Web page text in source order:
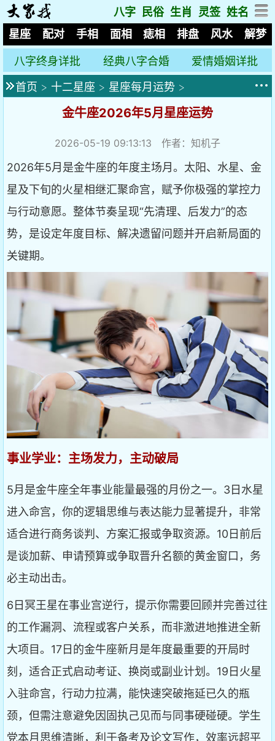
八字 民俗 生肖 灵签 姓名
星座
配对 手相 面相 痣相 排盘 风水 解梦
八字终身详批 经典八字合婚
爱情婚姻详批
首页 > 十二星座 > 星座每月运势 >
金牛座2026年5月星座运势
2026-05-19 09:13:13 作者：知机子
2026年5月是金牛座的年度主场月。太阳、水星、金
星及下旬的火星相继汇聚命宫，赋予你极强的掌控力
与行动意愿。整体节奏呈现“先清理、后发力”的态
势，是设定年度目标、解决遗留问题并开启新局面的
关键期。
事业学业：主场发力，主动破局
5月是金牛座全年事业能量最强的月份之一。3日水星
进入命宫，你的逻辑思维与表达能力显著提升，非常
适合进行商务谈判、方案汇报或争取资源。10日前后
是谈加薪、申请预算或争取晋升名额的黄金窗口，务
必主动出击。
6日冥王星在事业宫逆行，提示你需要回顾并完善过往
的工作漏洞、流程或客户关系，而非激进地推进全新
大项目。17日的金牛座新月是年度最重要的开局时
刻，适合正式启动考证、换岗或副业计划。19日火星
入驻命宫，行动力拉满，能快速突破拖延已久的瓶
颈，但需注意避免因固执己见而与同事硬碰硬。学生
党本月思维清晰，利于备考及论文写作，效率远超平